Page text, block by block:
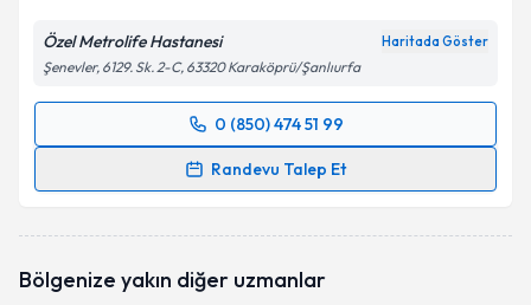
Özel Metrolife Hastanesi Haritada Göster
Şenevler, 6129. Sk. 2-C, 63320 Karaköprü/Şanlıurfa
0 (850) 474 51 99
Randevu Talep Et
Randevu Takvimi Talebi
talebi oluşturun. Size bu uzmandan randevu almanız
bilgilendireceğiz.
Bölgenize yakın diğer uzmanlar